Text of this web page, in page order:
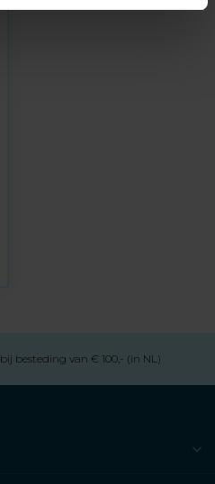
bij besteding van € 100,- (in NL)